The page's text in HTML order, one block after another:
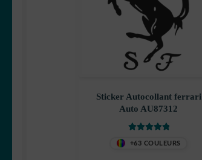
Sticker Autocollant ferrari
Auto AU87312
+63 COULEURS